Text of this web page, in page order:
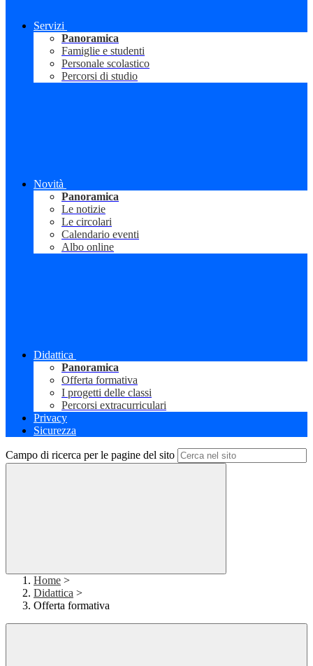
Servizi
Panoramica
Famiglie e studenti
Personale scolastico
Percorsi di studio
Novità
Panoramica
Le notizie
Le circolari
Calendario eventi
Albo online
Didattica
Panoramica
Offerta formativa
I progetti delle classi
Percorsi extracurriculari
Privacy
Sicurezza
Campo di ricerca per le pagine del sito
Home >
Didattica >
Offerta formativa